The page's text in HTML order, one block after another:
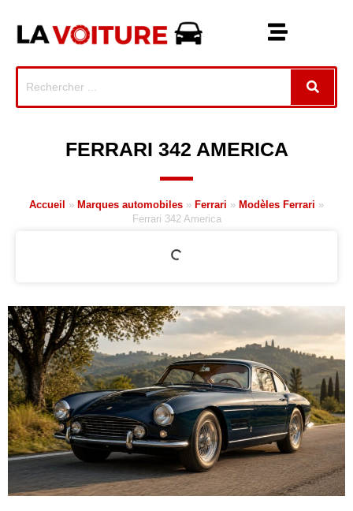
FERRARI 342 AMERICA
Accueil » Marques automobiles » Ferrari » Modèles Ferrari »
Ferrari 342 America